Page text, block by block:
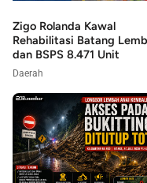
Zigo Rolanda Kawal
Rehabilitasi Batang
dan BSPS 8.471 Unit
Daerah